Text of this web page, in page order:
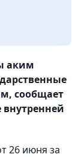
аким
сообщает
внутренней
26 июня за